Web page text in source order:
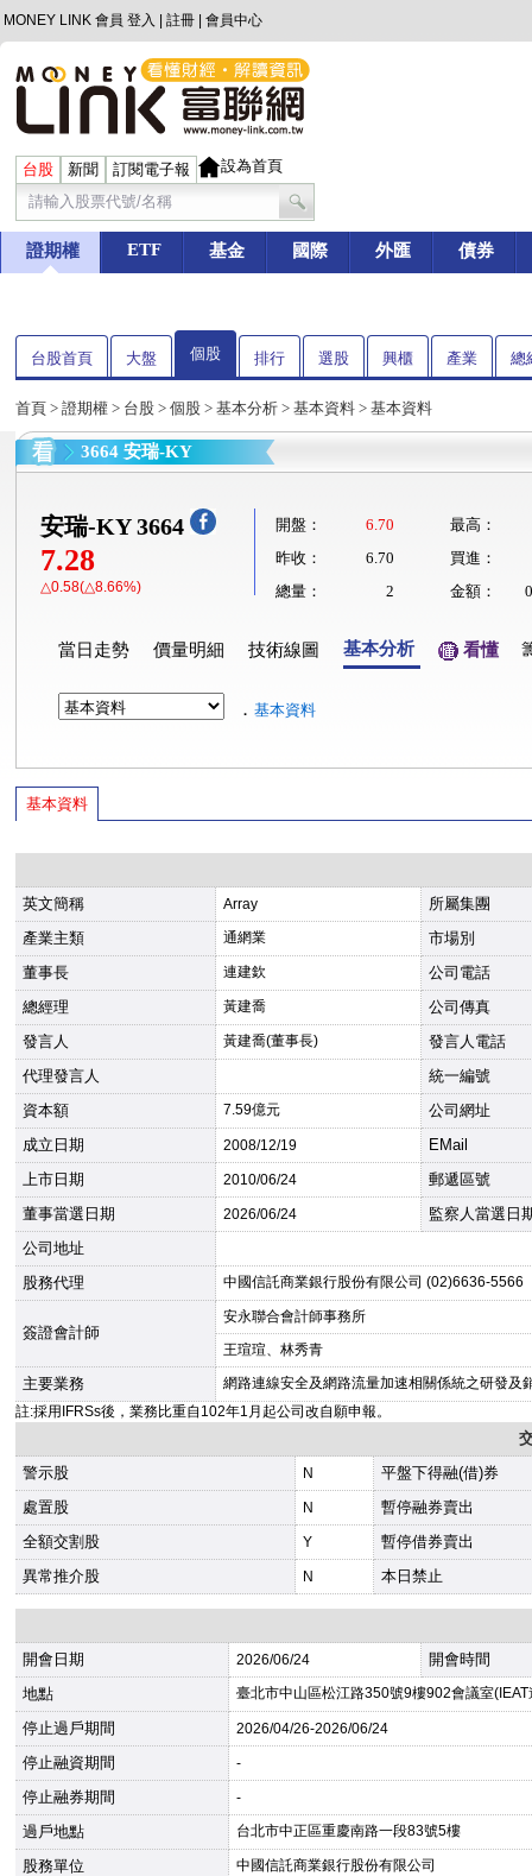
MONEY LINK 會員 登入 註冊 會員中心
台股 新聞 訂閱電子報 設為首頁
證期權 ETF 基金 國際 外匯 債券
台股首頁 大盤 個股 排行 選股 興櫃 產業 總
首頁 > 證期權 > 台股 > 個股 > 基本分析 > 基本資料 > 基本資料
3664 安瑞-KY
安瑞-KY 3664
7.28
△0.58(△8.66%)
開盤： 6.70
最高：
昨收：
6.70
買進：
總量：
2 金額：
當日走勢 價量明細 技術線圖 基本分析 看懂
． 基本資料
基本資料
英文簡稱 Array
所屬集團
產業主類
通網業
市場別
董事長
連建欽
公司電話
總經理
黃建喬
公司傳真
發言人
黃建喬(董事長)
發言人電話
代理發言人
統一編號
資本額
7.59億元
公司網址
成立日期
2008/12/19
EMail
上市日期
2010/06/24
郵遞區號
董事當選日期
2026/06/24
監察人當選日
公司地址
股務代理
中國信託商業銀行股份有限公司 (02)6636-5566
簽證會計師
安永聯合會計師事務所
王瑄瑄、林秀青
主要業務
網路連線安全及網路流量加速相關係統之研發及
註:採用IFRSs後，業務比重自102年1月起公司改自願申報。
警示股
N
平盤下得融(借)券
處置股
N
暫停融券賣出
全額交割股
Y
暫停借券賣出
異常推介股
N 本日禁止
開會日期 2026/06/24
開會時間
地點
臺北市中山區松江路350號9樓902會議室
停止過戶期間 2026/04/26-2026/06/24
停止融資期間 -
停止融券期間 -
過戶地點 台北市中正區重慶南路一段83號5樓
股務單位 中國信託商業銀行股份有限公司